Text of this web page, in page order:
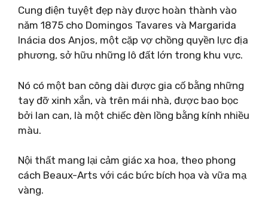
Cung điện tuyệt đẹp này được hoàn thành vào
năm 1875 cho Domingos Tavares và Margarida
Inácia dos Anjos, một cặp vợ chồng quyền lực địa
phương, sở hữu những lô đất lớn trong khu vực.
Nó có một ban công dài được gia cố bằng những
tay đỡ xinh xắn, và trên mái nhà, được bao bọc
bởi lan can, là một chiếc đèn lồng bằng kính nhiều
màu.
Nội thất mang lại cảm giác xa hoa, theo phong
cách Beaux-Arts với các bức bích họa và vữa mạ
vàng.